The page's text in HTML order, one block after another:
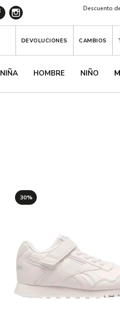
Descuento
NIÑA HOMBRE NIÑO
DEVOLUCIONES CAMBIOS
30%